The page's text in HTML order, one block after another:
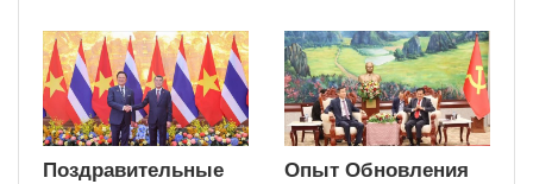
Поздравительные
Опыт Обновления